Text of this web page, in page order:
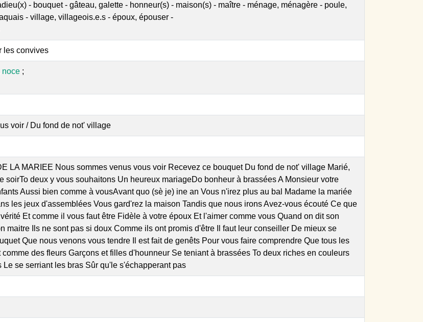
- bouquet - gâteau, galette - honneur(s) - maison(s) - maître - ménage, ménagère - poule,
- village, villageois.e.s - époux, épouser -
les convives
noce ;
voir / Du fond de not' village
LA MARIEE Nous sommes venus vous voir Recevez ce bouquet Du fond de not' village Marié,
soirTo deux y vous souhaitons Un heureux mariageDo bonheur à brassées A Monsieur votre
Aussi bien comme à vousAvant quo (sè je) ine an Vous n'irez plus au bal Madame la mariée
les jeux d'assemblées Vous gard'rez la maison Tandis que nous irons Avez-vous écouté Ce que
Et comme il vous faut être Fidèle à votre époux Et l'aimer comme vous Quand on dit son
maitre Ils ne sont pas si doux Comme ils ont promis d'être Il faut leur conseiller De mieux se
Que nous venons vous tendre Il est fait de genêts Pour vous faire comprendre Que tous les
des fleurs Garçons et filles d'hounneur Se teniant à brassées To deux riches en couleurs
Le se serriant les bras Sûr qu'le s'échapperant pas